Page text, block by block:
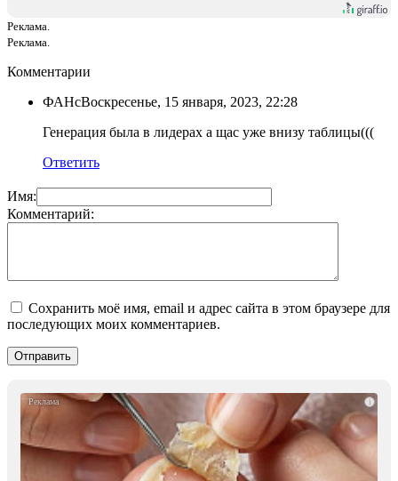
Реклама.
Реклама.
Комментарии
ФАНсВоскресенье, 15 января, 2023, 22:28
Генерация была в лидерах а щас уже внизу таблицы(((
Ответить
Имя:
Комментарий:
Сохранить моё имя, email и адрес сайта в этом браузере для
последующих моих комментариев.
i